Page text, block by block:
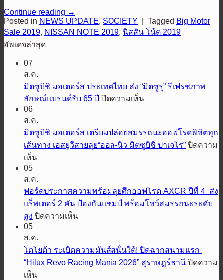
Continue reading →
Posted in NEWS UPDATE, SOCIETY Tagged Big Motor
Sale 2019, NISSAN NOTE 2019, นิสสัน โน้ต 2019
อัพเดจล่าสุด
07
ส.ค.
มิตซูบิชิ มอเตอร์ส ประเทศไทย ส่ง “มิตซูรุ” รีเฟรชภาพ
ลักษณ์แบรนด์รับ 65 ปี ปิดความเห็นบน
บิชิ
มอ
ประเทศไทย
ส่ง
“มิต
ภาพ
ลักษณ์
06
ส.ค.
มิตซูบิชิ มอเตอร์ส เตรียมปล่อยสมรรถนะออฟโรดพิชิตทุก
เส้นทาง เอสยูวีสายลุย“ออล-นิว มิตซูบิชิ ปาเจโร” ปิดความ
เห็นบน
ซู
บิชิ
มอ
เต
เตรียม
ปล่อย
สมรรถนะ
05
ส.ค.
ฟอร์ดประกาศความพร้อมลุยศึกออฟโรด AXCR ปีที่ 4 ส่ง
แร็พเตอร์ 2 คัน ป้องกันแชมป์ พร้อมโชว์สมรรถนะระดับ
สูง ปิดความเห็นบน
ประกาศ
ความ
05
ส.ค.
โตโยต้า ระเบิดความมันส์สนั่นใต้! ปิดฉากสนามแรก
“Hilux Revo Racing Mania 2026” สุราษฎร์ธานี ปิดความ
เห็นบน